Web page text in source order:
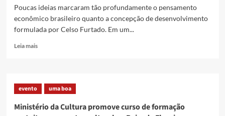
Poucas ideias marcaram tão profundamente o pensamento
econômico brasileiro quanto a concepção de desenvolvimento
formulada por Celso Furtado. Em um...
Leia maisRead
Brasil
precisa
um
evento uma boa
Ministério da Cultura promove curso de formação